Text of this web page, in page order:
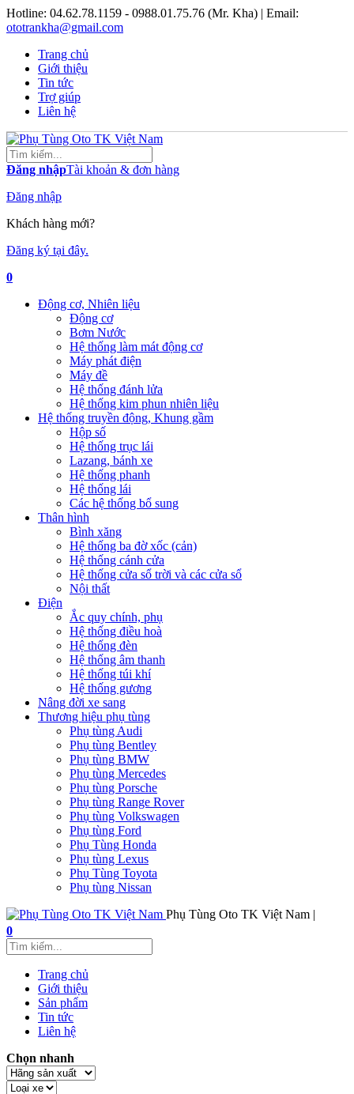
Hotline: 04.62.78.1159 - 0988.01.75.76 (Mr. Kha) | Email:
ototrankha@gmail.com
Trang chủ
Giới thiệu
Tin tức
Trợ giúp
Liên hệ
Đăng nhậpTài khoản & đơn hàng
Đăng nhập
Khách hàng mới?
Đăng ký tại đây.
0
Động cơ, Nhiên liệu
Động cơ
Bơm Nước
Hệ thống làm mát động cơ
Máy phát điện
Máy đề
Hệ thống đánh lửa
Hệ thống kim phun nhiên liệu
Hệ thống truyền động, Khung gầm
Hộp số
Hệ thống trục lái
Lazang, bánh xe
Hệ thống phanh
Hệ thống lái
Các hệ thống bổ sung
Thân hình
Bình xăng
Hệ thống ba đờ xốc (cản)
Hệ thống cánh cửa
Hệ thống cửa sổ trời và các cửa sổ
Nội thất
Điện
Ắc quy chính, phụ
Hệ thống điều hoà
Hệ thống đèn
Hệ thống âm thanh
Hệ thống túi khí
Hệ thống gương
Nâng đời xe sang
Thương hiệu phụ tùng
Phụ tùng Audi
Phụ tùng Bentley
Phụ tùng BMW
Phụ tùng Mercedes
Phụ tùng Porsche
Phụ tùng Range Rover
Phụ tùng Volkswagen
Phụ tùng Ford
Phụ Tùng Honda
Phụ tùng Lexus
Phụ Tùng Toyota
Phụ tùng Nissan
Phụ Tùng Oto TK Việt Nam |
0
Trang chủ
Giới thiệu
Sản phẩm
Tin tức
Liên hệ
Chọn nhanh